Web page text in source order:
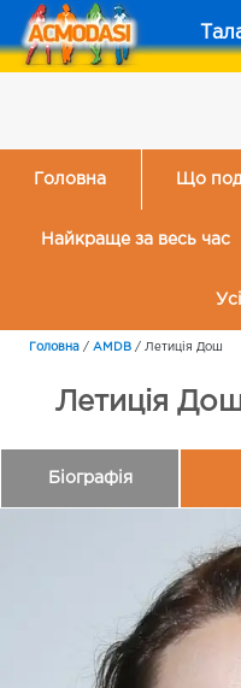
Головна Що
Найкраще за весь час
Головна / AMDB / Летиція Дош
Летиція
Біографія